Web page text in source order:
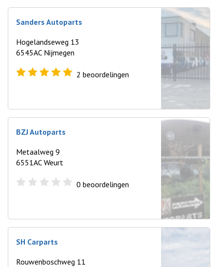
Sanders Autoparts
Hogelandseweg 13
6545AC Nijmegen
2 beoordelingen
BZJ Autoparts
Metaalweg 9
6551AC Weurt
0 beoordelingen
SH Carparts
Rouwenboschweg 11